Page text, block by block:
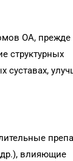
ОА, прежде
структурных
суставах,
влияющие